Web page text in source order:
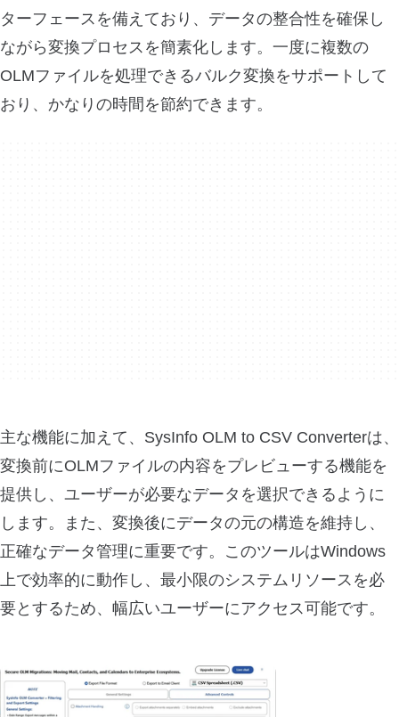
ターフェースを備えており、データの整合性を確保し
ながら変換プロセスを簡素化します。一度に複数の
OLMファイルを処理できるバルク変換をサポートして
おり、かなりの時間を節約できます。
主な機能に加えて、SysInfo OLM to CSV Converterは、
変換前にOLMファイルの内容をプレビューする機能を
提供し、ユーザーが必要なデータを選択できるように
します。また、変換後にデータの元の構造を維持し、
正確なデータ管理に重要です。このツールはWindows
上で効率的に動作し、最小限のシステムリソースを必
要とするため、幅広いユーザーにアクセス可能です。